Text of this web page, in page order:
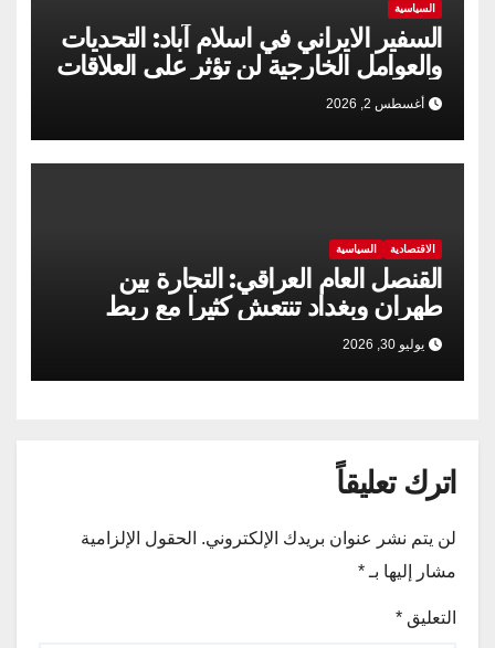
السياسية
السفير الايراني في اسلام آباد: التحديات
والعوامل الخارجية لن تؤثر على العلاقات
الإيرانية الباكستانية
أغسطس 2, 2026
الاقتصادية السياسية
القنصل العام العراقي: التجارة بين
طهران وبغداد تنتعش كثيرا مع ربط
السكك الحديدية
يوليو 30, 2026
اترك تعليقاً
لن يتم نشر عنوان بريدك الإلكتروني. الحقول الإلزامية
مشار إليها بـ *
التعليق *